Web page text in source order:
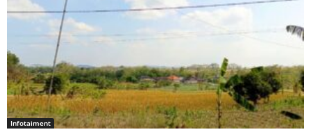
Infotaiment